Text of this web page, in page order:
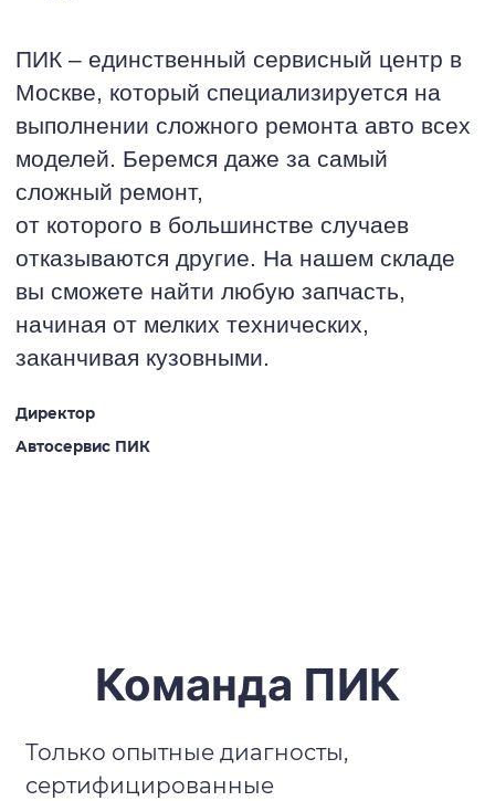
ПИК – единственный сервисный центр в
Москве, который специализируется на
выполнении сложного ремонта авто всех
моделей. Беремся даже за самый
сложный ремонт,
от которого в большинстве случаев
отказываются другие. На нашем складе
вы сможете найти любую запчасть,
начиная от мелких технических,
заканчивая кузовными.
Директор
Автосервис ПИК
Команда ПИК
Только опытные диагносты,
сертифицированные